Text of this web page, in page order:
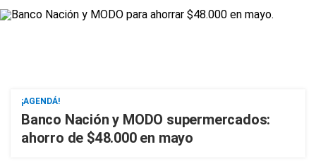
¡AGENDÁ!
Banco Nación y MODO supermercados:
ahorro de $48.000 en mayo